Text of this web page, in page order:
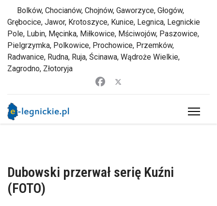
Bolków, Chocianów, Chojnów, Gaworzyce, Głogów,
Grębocice, Jawor, Krotoszyce, Kunice, Legnica, Legnickie
Pole, Lubin, Męcinka, Miłkowice, Mściwojów, Paszowice,
Pielgrzymka, Polkowice, Prochowice, Przemków,
Radwanice, Rudna, Ruja, Ścinawa, Wądroże Wielkie,
Zagrodno, Złotoryja
Dubowski przerwał serię Kuźni
(FOTO)